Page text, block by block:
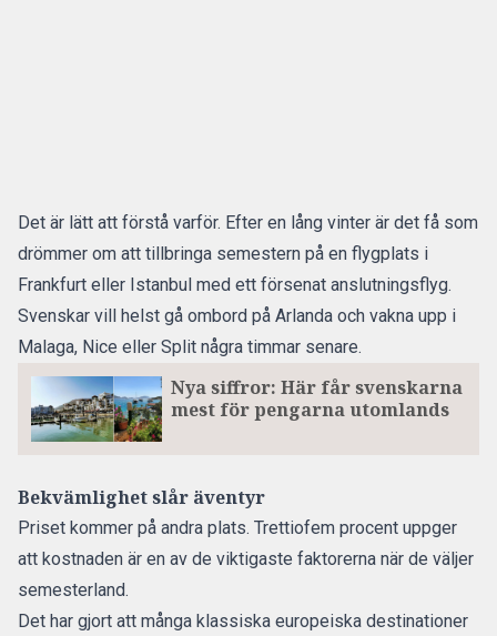
Det är lätt att förstå varför. Efter en lång vinter är det få som
drömmer om att tillbringa semestern på en flygplats i
Frankfurt eller Istanbul med ett försenat anslutningsflyg.
Svenskar vill helst gå ombord på Arlanda och vakna upp i
Malaga, Nice eller Split några timmar senare.
Nya siffror: Här får svenskarna
mest för pengarna utomlands
Bekvämlighet slår äventyr
Priset kommer på andra plats. Trettiofem procent uppger
att kostnaden är en av de viktigaste faktorerna när de väljer
semesterland.
Det har gjort att många klassiska europeiska destinationer